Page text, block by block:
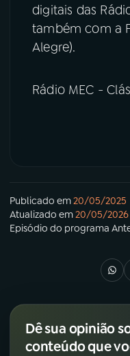
digitais das
também com a
Alegre).
Rádio MEC -
Publicado em20/05/2025
Atualizado em20/05/2026
Episódio do programa
Dê sua opinião
conteúdo que